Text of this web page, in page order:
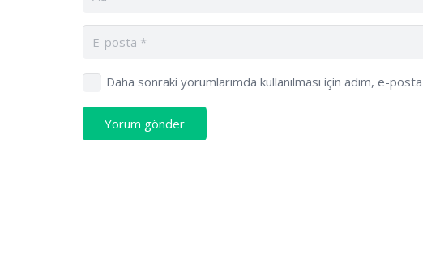
Daha sonraki yorumlarımda kullanılması için adım, e-
Yorum gönder